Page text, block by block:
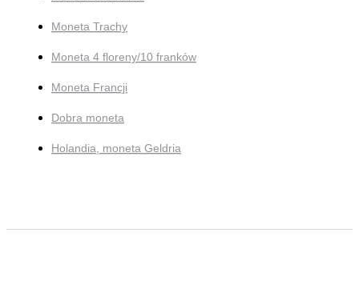
Moneta Trachy
Moneta 4 floreny/10 franków
Moneta Francji
Dobra moneta
Holandia, moneta Geldria